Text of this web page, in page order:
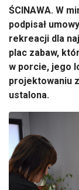
ŚCINAWA. W
podpisał
rekreacji dla
plac zabaw, kt
w porcie, jego
projektowaniu
ustalona.